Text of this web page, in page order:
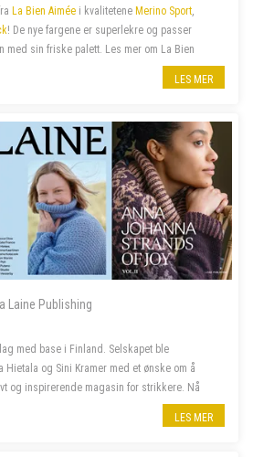
La Bien Aimée i kvalitetene Merino Sport,
! De nye fargene er superlekre og passer
med sin friske palett. Les mer om La Bien
LES MER
Laine Publishing
med base i Finland. Selskapet ble
Hietala og Sini Kramer med et ønske om å
og inspirerende magasin for strikkere. Nå
verdens mest anerkjente og kjære uavh...
LES MER